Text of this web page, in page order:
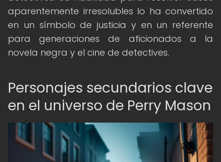
aparentemente irresolubles lo ha convertido
en un símbolo de justicia y en un referente
para generaciones de aficionados a la
novela negra y el cine de detectives.
Personajes secundarios clave
en el universo de Perry Mason